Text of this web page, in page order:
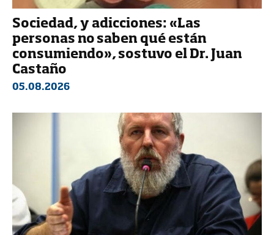
Sociedad, y adicciones: «Las
personas no saben qué están
consumiendo», sostuvo el Dr. Juan
Castaño
05.08.2026